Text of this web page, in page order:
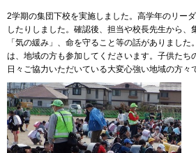
2学期の集団下校を実施しました。高学年のリー
したりしました。確認後、担当や校長先生から、
「気の緩み」、命を守ること等の話がありまし
は、地域の方も参加してくださいます。子供たち
日々ご協力いただいている大変心強い地域の方々